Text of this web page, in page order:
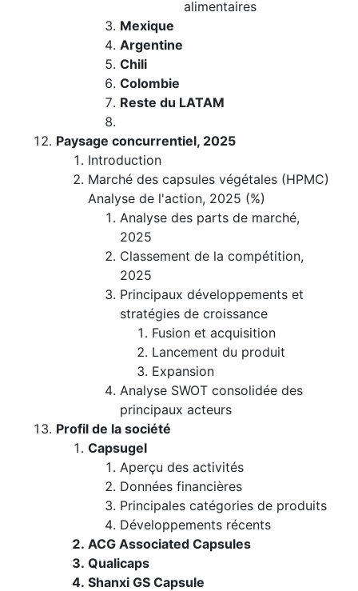
alimentaires
Mexique
Argentine
Chili
Colombie
Reste du LATAM
Paysage concurrentiel, 2025
Introduction
Marché des capsules végétales (HPMC)
Analyse de l'action, 2025 (%)
Analyse des parts de marché,
2025
Classement de la compétition,
2025
Principaux développements et
stratégies de croissance
Fusion et acquisition
Lancement du produit
Expansion
Analyse SWOT consolidée des
principaux acteurs
Profil de la société
Capsugel
Aperçu des activités
Données financières
Principales catégories de produits
Développements récents
ACG Associated Capsules
Qualicaps
Shanxi GS Capsule